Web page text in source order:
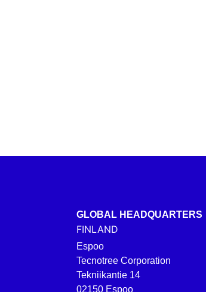
GLOBAL HEADQUARTERS
FINLAND
Espoo
Tecnotree Corporation
Tekniikantie 14
02150 Espoo